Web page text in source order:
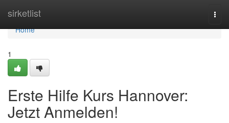
sirketlist
Home
Home
1
Erste Hilfe Kurs Hannover:
Jetzt Anmelden!